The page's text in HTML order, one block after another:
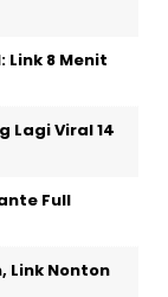
Link 8 Menit
Lagi Viral 14
Full
Link Nonton